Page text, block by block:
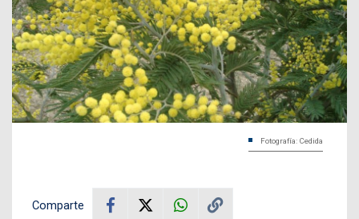
Fotografía: Cedida
Comparte